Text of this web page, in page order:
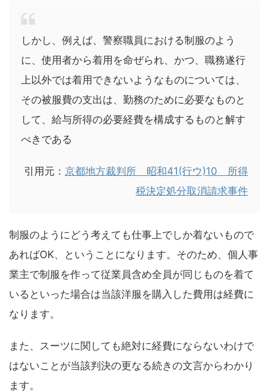
しかし、例えば、警察職員における制服のよう
に、使用者から着用を命ぜられ、かつ、職務遂行
上以外では着用できないようなものについては、
その被服費の支出は、勤務のために必要なものと
して、給与所得の必要経費を構成するものと解す
べきである
引用元： 京都地方裁判所 昭和41(行ウ)10 所得
税決定処分取消請求事件
制服のようにどう考えても仕事上でしか着ないもので
あればOK、ということになります。そのため、個人事
業主で制服を作って従業員含め全員が同じものを着て
いるといった場合は当該洋服を購入した費用は経費に
なります。
また、スーツに関しても絶対に経費にならないわけで
はないことが当該判決の更なる続きの文言からわかり
ます。